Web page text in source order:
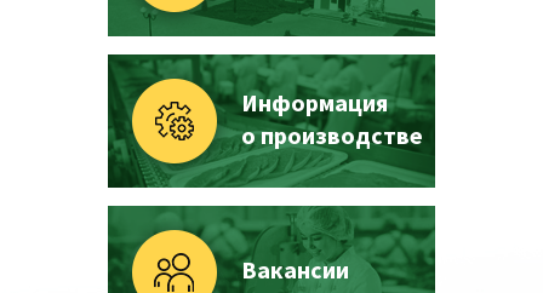
Информация
о производстве
Вакансии